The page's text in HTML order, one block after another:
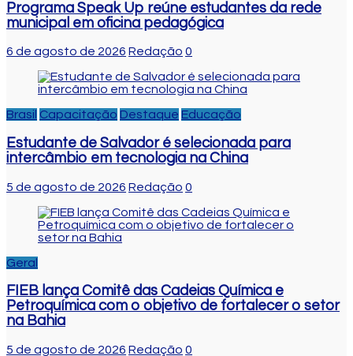
Programa Speak Up reúne estudantes da rede
municipal em oficina pedagógica
6 de agosto de 2026 Redação 0
Brasil Capacitação Destaque Educação
Estudante de Salvador é selecionada para
intercâmbio em tecnologia na China
5 de agosto de 2026 Redação 0
Geral
FIEB lança Comitê das Cadeias Química e
Petroquímica com o objetivo de fortalecer o setor
na Bahia
5 de agosto de 2026 Redação 0